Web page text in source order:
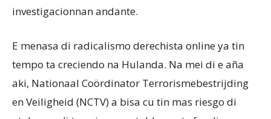
investigacionnan andante.
E menasa di radicalismo derechista online ya tin
tempo ta creciendo na Hulanda. Na mei di e aña
aki, Nationaal Coördinator Terrorismebestrijding
en Veiligheid (NCTV) a bisa cu tin mas riesgo di